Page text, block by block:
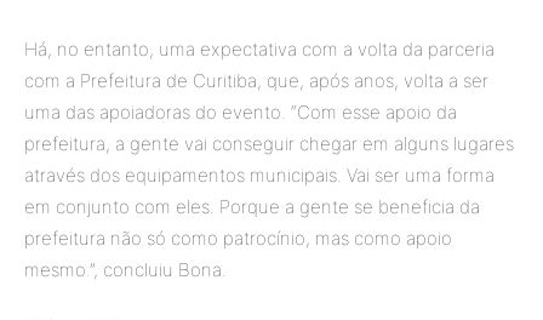
Há, no entanto, uma expectativa com a volta da parceria
com a Prefeitura de Curitiba, que, após anos, volta a ser
uma das apoiadoras do evento. “Com esse apoio da
prefeitura, a gente vai conseguir chegar em alguns lugares
através dos equipamentos municipais. Vai ser uma forma
em conjunto com eles. Porque a gente se beneficia da
prefeitura não só como patrocínio, mas como apoio
mesmo.”, concluiu Bona.